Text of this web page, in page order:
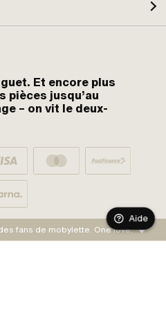
Et encore plus
pièces jusqu’au
– on vit le deux-
fans de mobylette. One love.
Aide